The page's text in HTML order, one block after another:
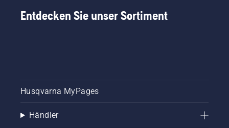
zur
Sorge.
Schritt-
Anleitung
für die
Entdecken Sie unser Sortiment
Husqvarna MyPages
Händler